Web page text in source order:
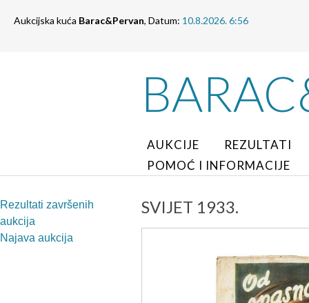
Aukcijska kuća Barac&Pervan, Datum: 10.8.2026. 6:56
AUKCIJE
REZULTATI
POMOĆ I INFORMACIJE
Rezultati završenih
aukcija
Najava aukcija
SVIJET 1933.